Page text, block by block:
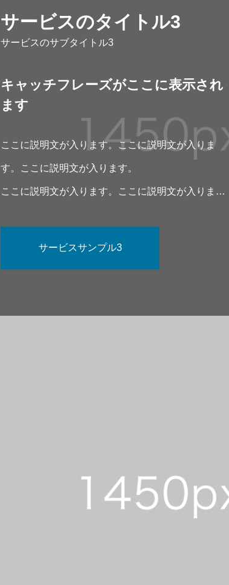
サービスのタイトル3
サービスのサブタイトル3
キャッチフレーズがここに表示され
ます
ここに説明文が入ります。ここに説明文が入りま
す。ここに説明文が入ります。
ここに説明文が入ります。ここに説明文が入りま
サービスサンプル3